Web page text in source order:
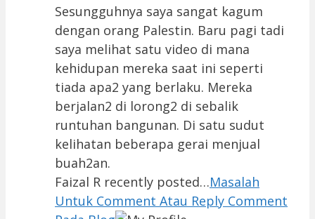
Sesungguhnya saya sangat kagum
dengan orang Palestin. Baru pagi tadi
saya melihat satu video di mana
kehidupan mereka saat ini seperti
tiada apa2 yang berlaku. Mereka
berjalan2 di lorong2 di sebalik
runtuhan bangunan. Di satu sudut
kelihatan beberapa gerai menjual
buah2an.
Faizal R recently posted…Masalah
Untuk Comment Atau Reply Comment